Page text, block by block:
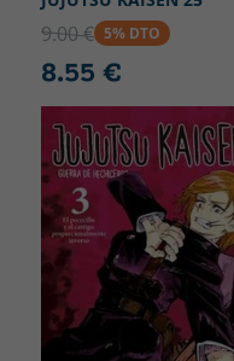
9.00 € 5% DTO
8.55 €